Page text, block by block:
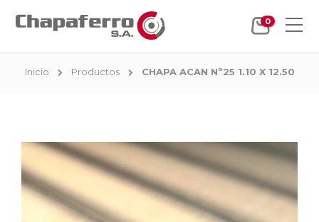
0
Inicio Productos CHAPA ACAN Nº25 1.10 X 12.50